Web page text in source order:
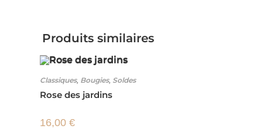
Produits similaires
Classiques, Bougies, Soldes
Rose des jardins
16,00€